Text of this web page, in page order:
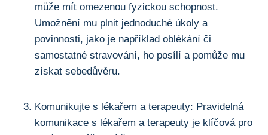
může mít omezenou⁤ fyzickou schopnost.
Umožnění mu plnit jednoduché úkoly a
povinnosti, jako je například ⁤oblékání či
samostatné stravování,⁢ ho posílí a⁤ pomůže ​mu
získat sebedůvěru.
Komunikujte ​s lékařem​ a terapeuty: Pravidelná
komunikace s lékařem ‌a terapeuty​ je klíčová pro